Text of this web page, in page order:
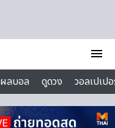
menu
ผลบอล ดูดวง
วอลเปเป